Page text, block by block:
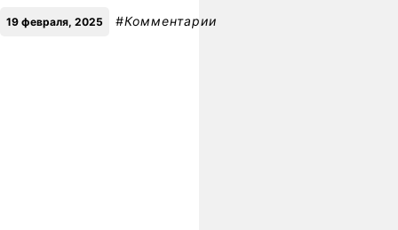
19 февраля, 2025 #Комментарии